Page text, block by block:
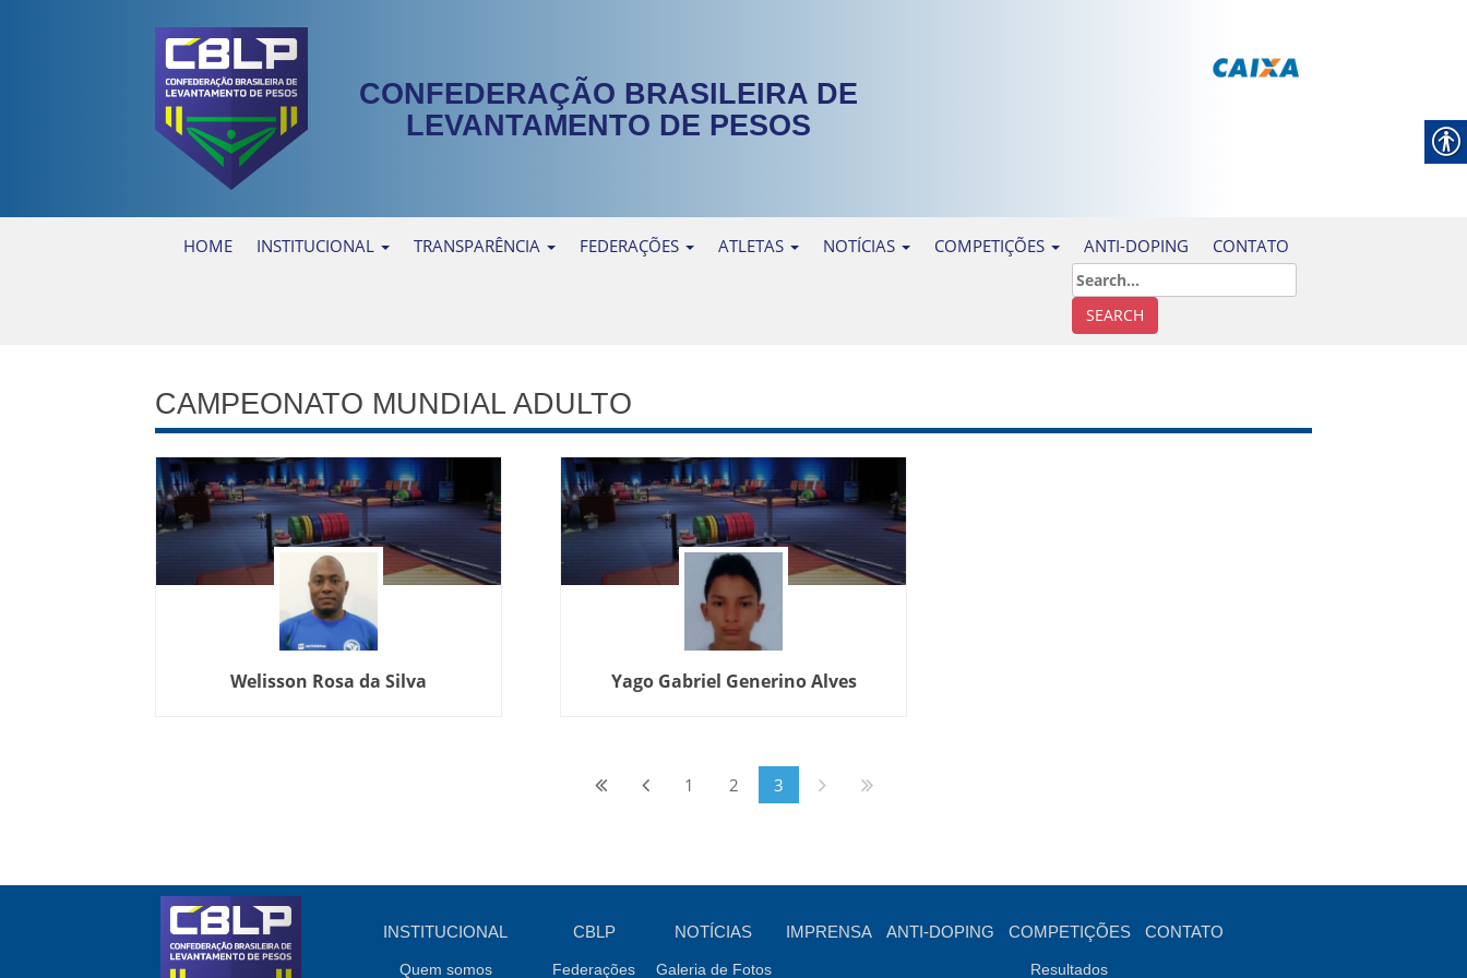
CONFEDERAÇÃO BRASILEIRA DE
LEVANTAMENTO DE PESOS
HOME INSTITUCIONAL TRANSPARÊNCIA FEDERAÇÕES ATLETAS NOTÍCIAS COMPETIÇÕES ANTI-DOPING CONTATO
CAMPEONATO MUNDIAL ADULTO
Welisson Rosa da Silva Yago Gabriel Generino Alves
1 2 3
INSTITUCIONAL
Quem somos
CBLP
Federações
NOTÍCIAS
Galeria de Fotos
IMPRENSA ANTI-DOPING COMPETIÇÕES
Resultados
CONTATO